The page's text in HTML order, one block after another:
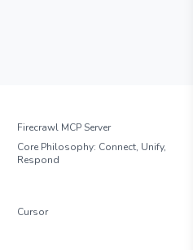
Firecrawl MCP Server
Core Philosophy: Connect, Unify,
Respond
Cursor